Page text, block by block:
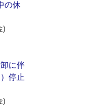
の休
)
に伴
停止
)